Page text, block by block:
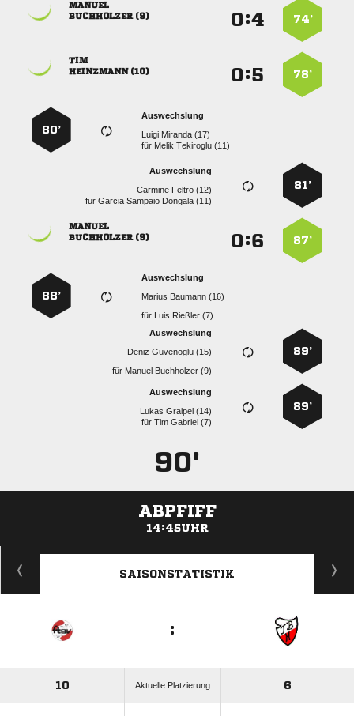
74’
:

 
78’
:

 
Auswechslung
  
für   
80’
81’
Auswechslung
  
für   
87’
:

 
Auswechslung
  
für   
88’
89’
Auswechslung
  
für   
89’
Auswechslung
  
für  
90'
ABPFIFF
14:45UHR
ANZEIGE
SAISONSTATISTIK
:
10 Aktuelle Platzierung 6